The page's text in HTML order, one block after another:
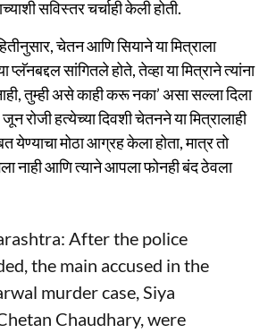
सविस्तर चर्चाही केली होती.
चेतन आणि सियाने या मित्राला
सांगितले होते, तेव्हा या मित्राने त्यांना
तुम्ही असे काही करू नका’ असा सल्ला दिला
रोजी हत्येच्या दिवशी चेतनने या मित्रालाही
येण्याचा मोठा आग्रह केला होता, मात्र तो
नाही आणि त्याने आपला फोनही बंद ठेवला
After the police
the main accused in the
murder case, Siya
Chaudhary, were